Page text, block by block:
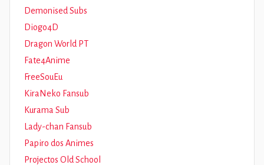
Demonised Subs
Diogo4D
Dragon World PT
Fate4Anime
FreeSouEu
KiraNeko Fansub
Kurama Sub
Lady-chan Fansub
Papiro dos Animes
Projectos Old School